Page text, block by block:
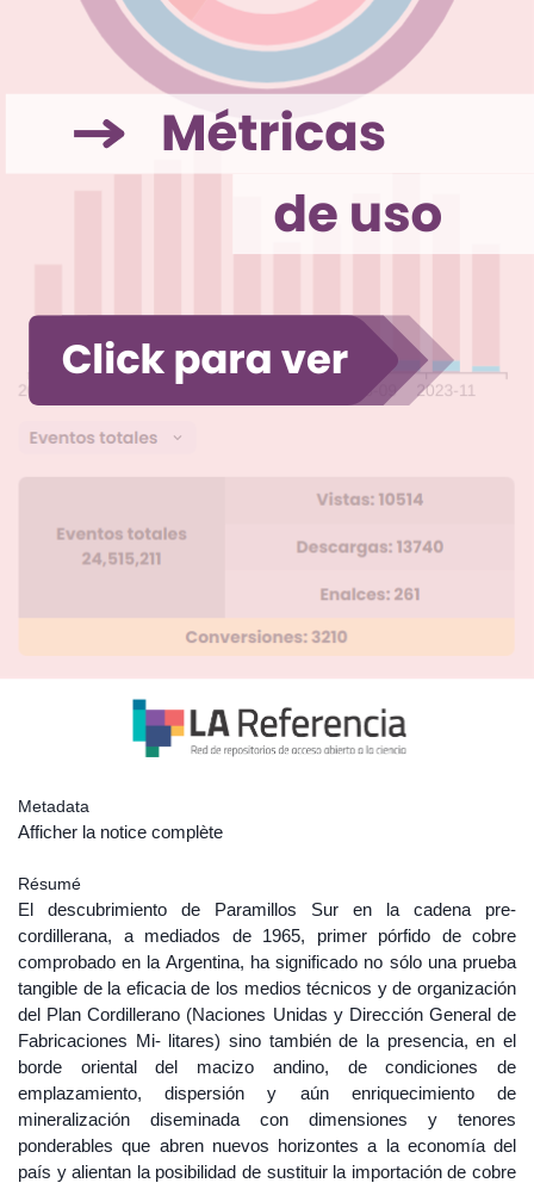
Metadata
Afficher la notice complète
Résumé
El descubrimiento de Paramillos Sur en la cadena pre-
cordillerana, a mediados de 1965, primer pórfido de cobre
comprobado en la Argentina, ha significado no sólo una prueba
tangible de la eficacia de los medios técnicos y de organización
del Plan Cordillerano (Naciones Unidas y Dirección General de
Fabricaciones Mi- litares) sino también de la presencia, en el
borde oriental del macizo andino, de condiciones de
emplazamiento, dispersión y aún enriquecimiento de
mineralización diseminada con dimensiones y tenores
ponderables que abren nuevos horizontes a la economía del
país y alientan la posibilidad de sustituir la importación de cobre